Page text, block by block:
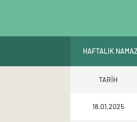
HAFTALIK
TARİH
18.01.2025